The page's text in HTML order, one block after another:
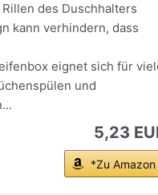
des Duschhalters
kann verhindern, dass
eignet sich für
und
5,23
*Zu Amazon